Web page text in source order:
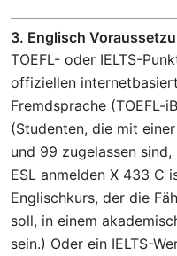
3. Englisch
TOEFL- oder IELTS-
offiziellen
Fremdsprache (TOEFL-
(Studenten, die mit
und 99 zugelassen
ESL anmelden X 433 C
Englischkurs, der die
soll, in einem
sein.) Oder ein IELTS-